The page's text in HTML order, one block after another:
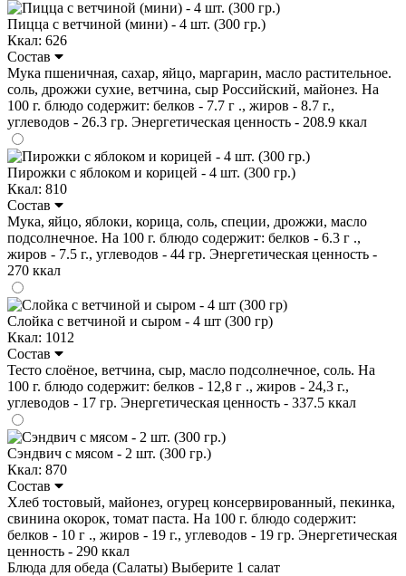
Пицца с ветчиной (мини) - 4 шт. (300 гр.)
Ккал: 626
Состав
Мука пшеничная, сахар, яйцо, маргарин, масло растительное.
соль, дрожжи сухие, ветчина, сыр Российский, майонез. На
100 г. блюдо содержит: белков - 7.7 г ., жиров - 8.7 г.,
углеводов - 26.3 гр. Энергетическая ценность - 208.9 ккал
Пирожки с яблоком и корицей - 4 шт. (300 гр.)
Ккал: 810
Состав
Мука, яйцо, яблоки, корица, соль, специи, дрожжи, масло
подсолнечное. На 100 г. блюдо содержит: белков - 6.3 г .,
жиров - 7.5 г., углеводов - 44 гр. Энергетическая ценность -
270 ккал
Слойка с ветчиной и сыром - 4 шт (300 гр)
Ккал: 1012
Состав
Тесто слоёное, ветчина, сыр, масло подсолнечное, соль. На
100 г. блюдо содержит: белков - 12,8 г ., жиров - 24,3 г.,
углеводов - 17 гр. Энергетическая ценность - 337.5 ккал
Сэндвич с мясом - 2 шт. (300 гр.)
Ккал: 870
Состав
Хлеб тостовый, майонез, огурец консервированный, пекинка,
свинина окорок, томат паста. На 100 г. блюдо содержит:
белков - 10 г ., жиров - 19 г., углеводов - 19 гр. Энергетическая
ценность - 290 ккал
Блюда для обеда (Салаты) Выберите 1 салат